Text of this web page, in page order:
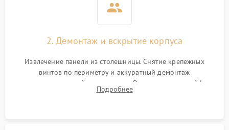
2. Демонтаж и вскрытие корпуса
Извлечение панели из столешницы. Снятие крепежных
винтов по периметру и аккуратный демонтаж
стеклокерамической поверхности. Отсоединение шлейфов
сенсорного блока для доступа к силовым платам, катушкам
Подробнее